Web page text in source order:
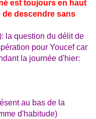
est toujours en haut
de descendre sans
la question du délit de
pour Youcef car
la journée d'hier:
au bas de la
d'habitude)